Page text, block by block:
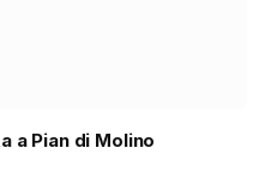
a Pian di Molino